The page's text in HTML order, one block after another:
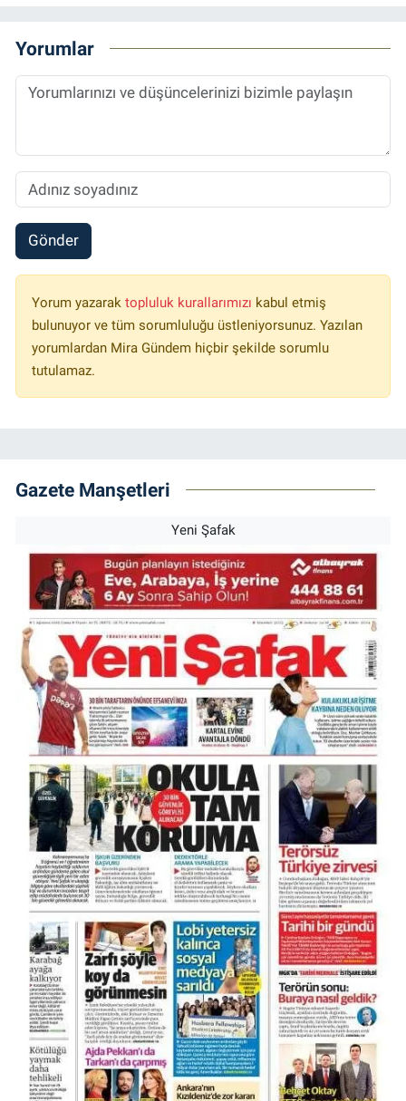
Yorumlar
Gönder
Yorum yazarak topluluk kurallarımızı kabul etmiş
bulunuyor ve tüm sorumluluğu üstleniyorsunuz. Yazılan
yorumlardan Mira Gündem hiçbir şekilde sorumlu
tutulamaz.
Gazete Manşetleri
Yeni Şafak